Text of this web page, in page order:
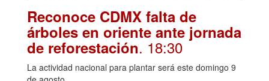
Reconoce CDMX falta de
árboles en oriente ante jornada
de reforestación. 18:30
La actividad nacional para plantar será este domingo 9